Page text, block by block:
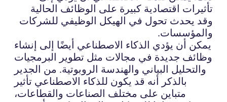
تأثيرات اقتصادية كبيرة على الوظائف الحالية
وقد يحدث تحول في الهيكل الوظيفي للشركات
والمؤسسات.
يمكن أن يؤدي الذكاء الاصطناعي أيضًا إلى إنشاء
وظائف جديدة في مجالات مثل تطوير البرمجيات
والتحليل البياني والهندسة الروبوتية. من الجدير
بالذكر أنه قد يكون للذكاء الاصطناعي تأثير
متباين على مختلف الصناعات والقطاعات،